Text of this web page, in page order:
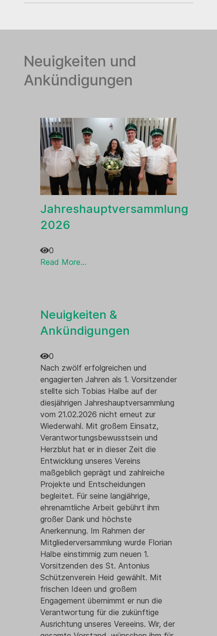
Neuigkeiten und
Ankündigungen
Jahreshauptversammlung
2026
0
Read More...
Neuigkeiten &
Ankündigungen
0
Nach zwölf erfolgreichen und
engagierten Jahren als 1. Vorsitzender
stellte sich Tobias Halbe auf der
diesjährigen Jahreshauptversammlung
vom 21.02.2026 nicht erneut zur
Wiederwahl. Mit großem Einsatz,
Verantwortungsbewusstsein und
Herzblut hat er in dieser Zeit die
Entwicklung unseres Vereins
maßgeblich geprägt und zahlreiche
Projekte und Entscheidungen
begleitet. Für seine langjährige,
ehrenamtliche Arbeit gebührt ihm
großer Dank und höchste
Anerkennung. Im Rahmen der
Mitgliederversammlung wurde Florian
Halbe einstimmig zum neuen 1.
Vorsitzenden des St. Antonius
Schützenverein Heid gewählt. Mit
frischen Ideen und großem
Engagement übernimmt er nun die
Verantwortung für die zukünftige
Ausrichtung unseres Vereeins. Wir, der